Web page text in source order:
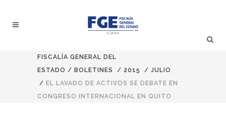
FISCALÍA GENERAL DEL
ESTADO / BOLETINES / 2015 / JULIO
/ EL LAVADO DE ACTIVOS SE DEBATE EN
CONGRESO INTERNACIONAL EN QUITO